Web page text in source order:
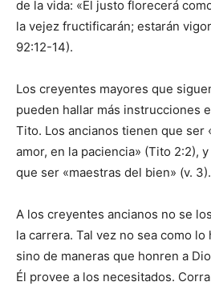
de la vida: «El justo florecerá
la vejez fructificarán; estarán
92:12-14).
Los creyentes mayores que
pueden hallar más instrucciones
Tito. Los ancianos tienen que ser
amor, en la paciencia» (Tito 2:2),
que ser «maestras del bien» (v. 3).
A los creyentes ancianos no se
la carrera. Tal vez no sea como lo
sino de maneras que honren a
Él provee a los necesitados.